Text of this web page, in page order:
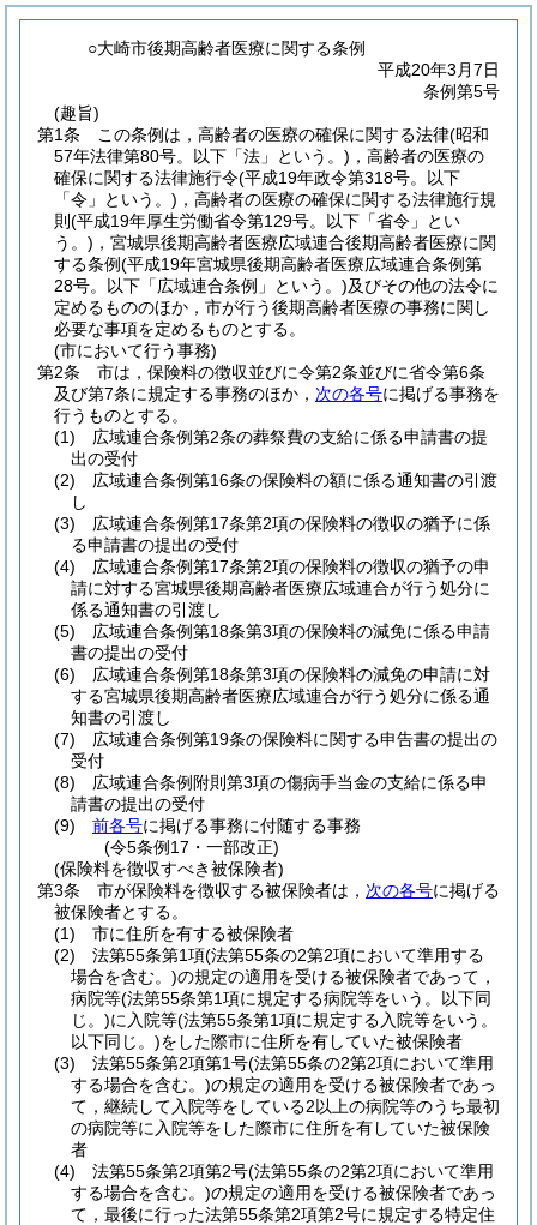
○大崎市後期高齢者医療に関する条例
平成20年3月7日
条例第5号
(趣旨)
第1条
この条例は，高齢者の医療の確保に関する法律(昭和
57年法律第80号。以下「法」という。) ，高齢者の医療の
確保に関する法律施行令(平成19年政令第318号。以下
「令」という。) ，高齢者の医療の確保に関する法律施行規
則 (平成19年厚生労働省令第129号。以下「省令」とい
う。) ，宮城県後期高齢者医療広域連合後期高齢者医療に関
する条例(平成19年宮城県後期高齢者医療広域連合条例第
28号。以下「広域連合条例」という。)及びその他の法令に
定めるもののほか，市が行う後期高齢者医療の事務に関し
必要な事項を定めるものとする。
(市において行う事務)
第2条
市は，保険料の徴収並びに令第2条並びに省令第6条
及び第7条に規定する事務のほか， 次の各号に掲げる事務を
行うものとする。
(1)
広域連合条例第2条の葬祭費の支給に係る申請書の提
出の受付
(2)
広域連合条例第16条の保険料の額に係る通知書の引渡
し
(3)
広域連合条例第17条第2項の保険料の徴収の猶予に係
る申請書の提出の受付
(4)
広域連合条例第17条第2項の保険料の徴収の猶予の申
請に対する宮城県後期高齢者医療広域連合が行う処分に
係る通知書の引渡し
(5)
広域連合条例第18条第3項の保険料の減免に係る申請
書の提出の受付
(6)
広域連合条例第18条第3項の保険料の減免の申請に対
する宮城県後期高齢者医療広域連合が行う処分に係る通
知書の引渡し
(7)
広域連合条例第19条の保険料に関する申告書の提出の
受付
(8)
広域連合条例附則第3項の傷病手当金の支給に係る申
請書の提出の受付
(9)
前各号に掲げる事務に付随する事務
(令5条例17・一部改正)
(保険料を徴収すべき被保険者)
第3条
市が保険料を徴収する被保険者は， 次の各号に掲げる
被保険者とする。
(1)
市に住所を有する被保険者
(2)
法第55条第1項(法第55条の2第2項において準用する
場合を含む。)の規定の適用を受ける被保険者であって，
病院等(法第55条第1項に規定する病院等をいう。以下同
じ。)に入院等(法第55条第1項に規定する入院等をいう。
以下同じ。)をした際市に住所を有していた被保険者
(3)
法第55条第2項第1号(法第55条の2第2項において準用
する場合を含む。)の規定の適用を受ける被保険者であっ
て，継続して入院等をしている2以上の病院等のうち最初
の病院等に入院等をした際市に住所を有していた被保険
者
(4)
法第55条第2項第2号(法第55条の2第2項において準用
する場合を含む。)の規定の適用を受ける被保険者であっ
て，最後に行った法第55条第2項第2号に規定する特定住